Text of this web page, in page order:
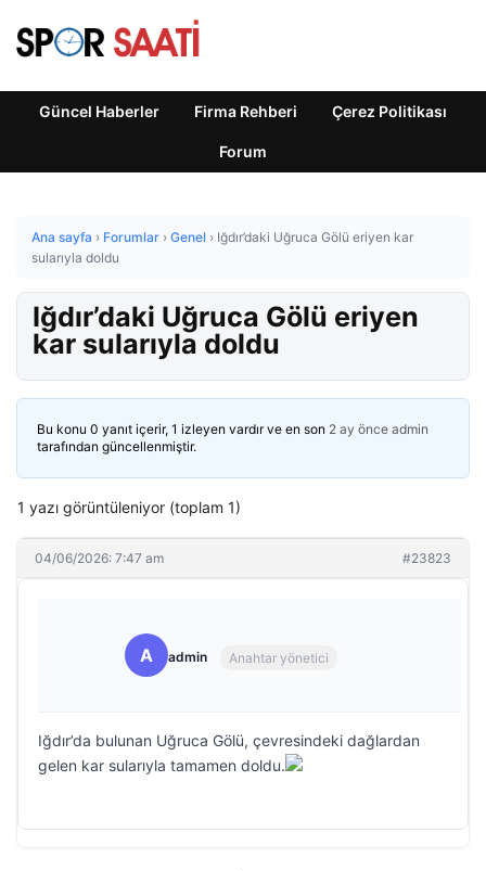
Güncel Haberler Firma Rehberi Çerez Politikası
Forum
Ana sayfa › Forumlar › Genel › Iğdır’daki Uğruca Gölü eriyen kar
sularıyla doldu
Iğdır’daki Uğruca Gölü eriyen
kar sularıyla doldu
Bu konu 0 yanıt içerir, 1 izleyen vardır ve en son 2 ay önce admin
tarafından güncellenmiştir.
1 yazı görüntüleniyor (toplam 1)
04/06/2026: 7:47 am #23823
A admin Anahtar yönetici
Iğdır’da bulunan Uğruca Gölü, çevresindeki dağlardan
gelen kar sularıyla tamamen doldu.